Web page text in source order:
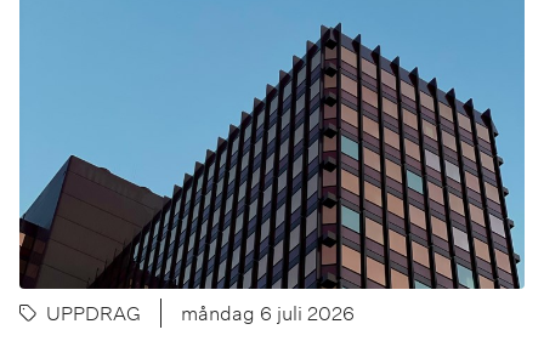
UPPDRAG måndag 6 juli 2026